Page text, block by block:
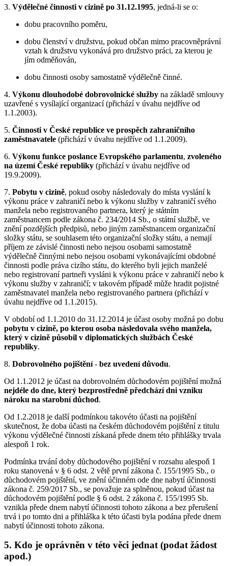
3. Výdělečné činnosti v cizině po 31.12.1995, jedná-li se o:
dobu pracovního poměru,
dobu členství v družstvu, pokud občan mimo pracovněprávní
vztah k družstvu vykonává pro družstvo práci, za kterou je
jím odměňován,
dobu činnosti osoby samostatně výdělečně činné.
4. Výkonu dlouhodobé dobrovolnické služby na základě smlouvy
uzavřené s vysílající organizací (přichází v úvahu nejdříve od
1.1.2003).
5. Činnosti v České republice ve prospěch zahraničního
zaměstnavatele (přichází v úvahu nejdříve od 1.1.2009).
6. Výkonu funkce poslance Evropského parlamentu, zvoleného
na území České republiky (přichází v úvahu nejdříve od
19.9.2009).
7. Pobytu v cizině, pokud osoby následovaly do místa vyslání k
výkonu práce v zahraničí nebo k výkonu služby v zahraničí svého
manžela nebo registrovaného partnera, který je státním
zaměstnancem podle zákona č. 234/2014 Sb., o státní službě, ve
znění pozdějších předpisů, nebo jiným zaměstnancem organizační
složky státu, se souhlasem této organizační složky státu, a nemají
příjem ze závislé činnosti nebo nejsou osobami samostatně
výdělečně činnými nebo nejsou osobami vykonávajícími obdobné
činnosti podle práva cizího státu, do kterého byli jejich manželé
nebo registrovaní partneři vysláni k výkonu práce v zahraničí nebo k
výkonu služby v zahraničí; v takovém případě může hradit pojistné
zaměstnavatel manžela nebo registrovaného partnera (přichází v
úvahu nejdříve od 1.1.2015).
V období od 1.1.2010 do 31.12.2014 je účast osoby možná po dobu
pobytu v cizině, po kterou osoba následovala svého manžela,
který v cizině působil v diplomatických službách České
republiky.
8. Dobrovolného pojištění- bez uvedení důvodu.
Od 1.1.2012 je účast na dobrovolném důchodovém pojištění možná
nejdéle do dne, který bezprostředně předchází dni vzniku
nároku na starobní důchod.
Od 1.2.2018 je další podmínkou takovéto účasti na pojištění
skutečnost, že doba účasti na českém důchodovém pojištění z titulu
výkonu výdělečné činnosti získaná přede dnem této přihlášky trvala
alespoň 1 rok.
Podmínka trvání doby důchodového pojištění v rozsahu alespoň 1
roku stanovená v § 6 odst. 2 větě první zákona č. 155/1995 Sb., o
důchodovém pojištění, ve znění účinném ode dne nabytí účinnosti
zákona č. 259/2017 Sb., se považuje za splněnou, pokud účast na
důchodovém pojištění podle § 6 odst. 2 zákona č. 155/1995 Sb.
vznikla přede dnem nabytí účinnosti tohoto zákona a bez přerušení
trvá i po tomto dni a přihláška k této účasti byla podána přede dnem
nabytí účinnosti tohoto zákona.
5. Kdo je oprávněn v této věci jednat (podat žádost
apod.)